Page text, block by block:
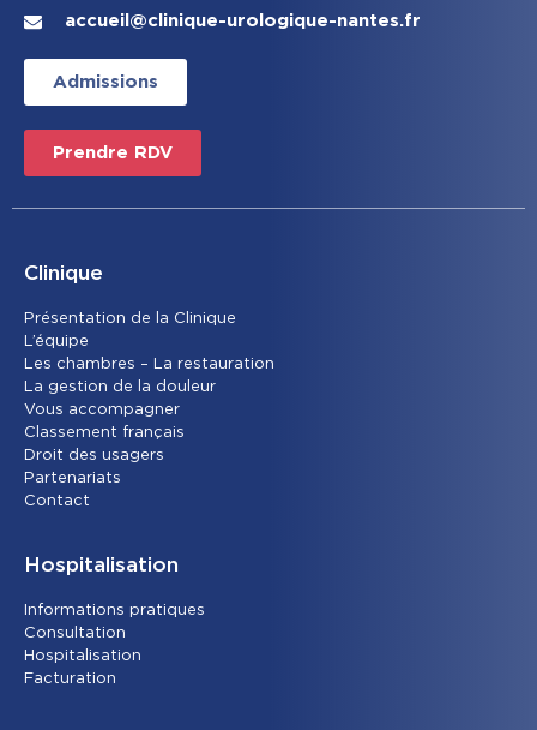
accueil@clinique-urologique-nantes.fr
Admissions
Prendre RDV
Clinique
Présentation de la Clinique
L’équipe
Les chambres – La restauration
La gestion de la douleur
Vous accompagner
Classement français
Droit des usagers
Partenariats
Contact
Hospitalisation
Informations pratiques
Consultation
Hospitalisation
Facturation